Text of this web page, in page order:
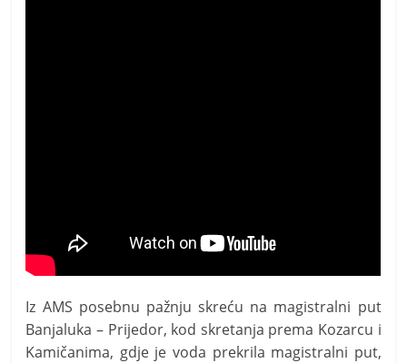
Iz AMS posebnu pažnju skreću na magistralni put
Banjaluka – Prijedor, kod skretanja prema Kozarcu i
Kamičanima, gdje je voda prekrila magistralni put,